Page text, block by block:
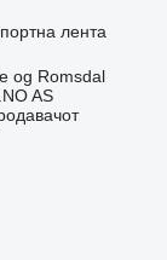
лента
og Romsdal
AS